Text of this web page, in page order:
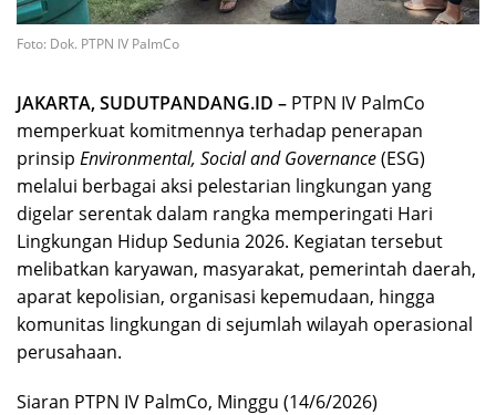
Foto: Dok. PTPN IV PalmCo
JAKARTA, SUDUTPANDANG.ID – PTPN IV PalmCo
memperkuat komitmennya terhadap penerapan
prinsip Environmental, Social and Governance(ESG)
melalui berbagai aksi pelestarian lingkungan yang
digelar serentak dalam rangka memperingati Hari
Lingkungan Hidup Sedunia 2026. Kegiatan tersebut
melibatkan karyawan, masyarakat, pemerintah daerah,
aparat kepolisian, organisasi kepemudaan, hingga
komunitas lingkungan di sejumlah wilayah operasional
perusahaan.
Siaran PTPN IV PalmCo, Minggu (14/6/2026)